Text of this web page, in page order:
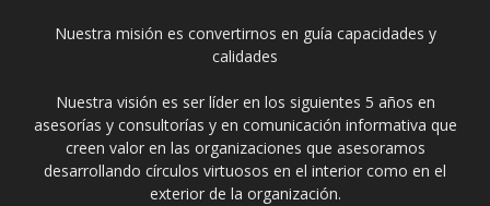
Nuestra misión es convertirnos en guía capacidades y
calidades
Nuestra visión es ser líder en los siguientes 5 años en
asesorías y consultorías y en comunicación informativa que
creen valor en las organizaciones que asesoramos
desarrollando círculos virtuosos en el interior como en el
exterior de la organización.